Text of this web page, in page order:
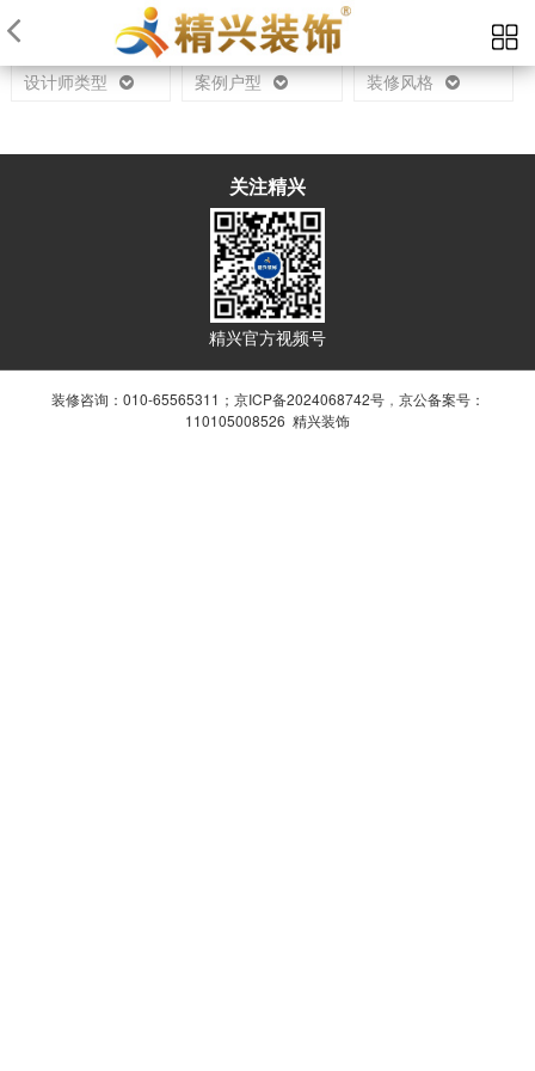
当前位置： 首页 设计师
设计师类型 案例户型 装修风格
关注精兴
精兴官方视频号
装修咨询：010-65565311； 京ICP备2024068742号， 京公备案号：
110105008526 精兴装饰